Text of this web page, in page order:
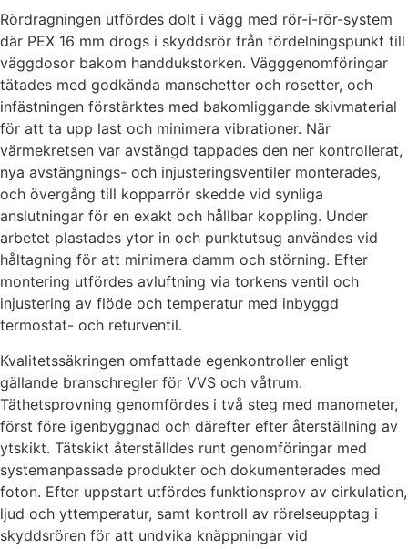
Rördragningen utfördes dolt i vägg med rör-i-rör-system
där PEX 16 mm drogs i skyddsrör från fördelningspunkt till
väggdosor bakom handdukstorken. Vägggenomföringar
tätades med godkända manschetter och rosetter, och
infästningen förstärktes med bakomliggande skivmaterial
för att ta upp last och minimera vibrationer. När
värmekretsen var avstängd tappades den ner kontrollerat,
nya avstängnings- och injusteringsventiler monterades,
och övergång till kopparrör skedde vid synliga
anslutningar för en exakt och hållbar koppling. Under
arbetet plastades ytor in och punktutsug användes vid
håltagning för att minimera damm och störning. Efter
montering utfördes avluftning via torkens ventil och
injustering av flöde och temperatur med inbyggd
termostat- och returventil.
Kvalitetssäkringen omfattade egenkontroller enligt
gällande branschregler för VVS och våtrum.
Täthetsprovning genomfördes i två steg med manometer,
först före igenbyggnad och därefter efter återställning av
ytskikt. Tätskikt återställdes runt genomföringar med
systemanpassade produkter och dokumenterades med
foton. Efter uppstart utfördes funktionsprov av cirkulation,
ljud och yttemperatur, samt kontroll av rörelseupptag i
skyddsrören för att undvika knäppningar vid